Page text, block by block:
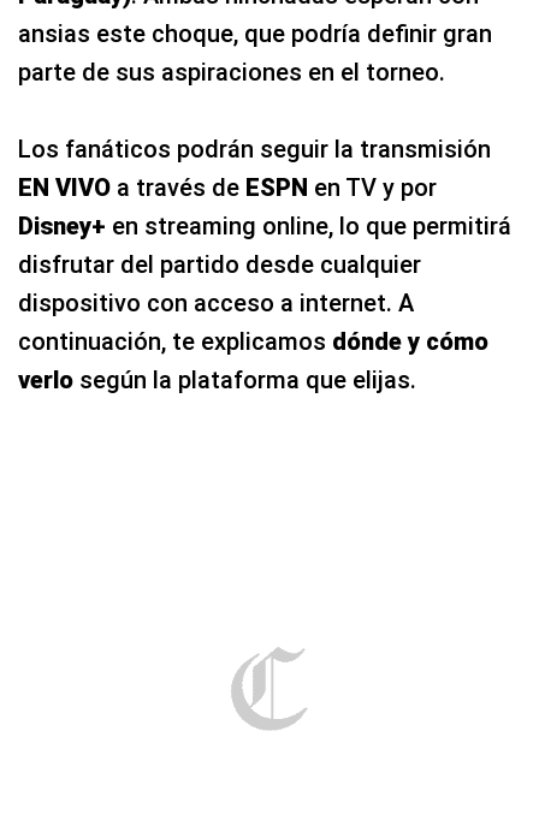
ansias este choque, que podría definir gran
parte de sus aspiraciones en el torneo.
Los fanáticos podrán seguir la transmisión
EN VIVO a través de ESPN en TV y por
Disney+ en streaming online, lo que permitirá
disfrutar del partido desde cualquier
dispositivo con acceso a internet. A
continuación, te explicamos dónde y cómo
verlo según la plataforma que elijas.